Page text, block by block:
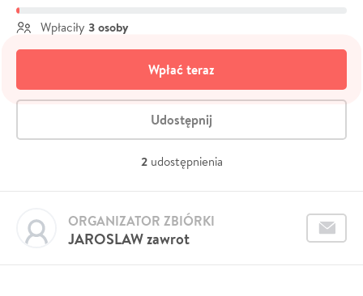
Wpłaciły 3 osoby
Wpłać teraz
Udostępnij
2 udostępnienia
JAROSLAW zawrot
ORGANIZATOR ZBIÓRKI